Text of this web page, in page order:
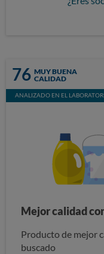
76 MUY BUENA
CALIDAD
ANALIZADO EN EL
Mejor calidad
Producto de mejor
buscado